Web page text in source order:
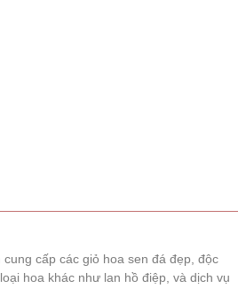
cấp các giỏ hoa sen đá đẹp, độc
hoa khác như lan hồ điệp, và dịch vụ